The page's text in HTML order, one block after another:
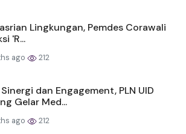
Lingkungan, Pemdes Corawali
'R...
ago 212
dan Engagement, PLN UID
Gelar Med...
ago 212